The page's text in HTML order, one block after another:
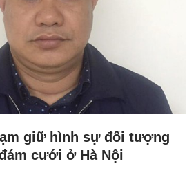
giữ hình sự đối tượng
cưới ở Hà Nội